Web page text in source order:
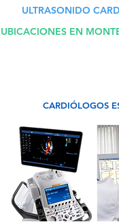
ULTRASONIDO
UBICACIONES EN
CARDIÓLOGOS